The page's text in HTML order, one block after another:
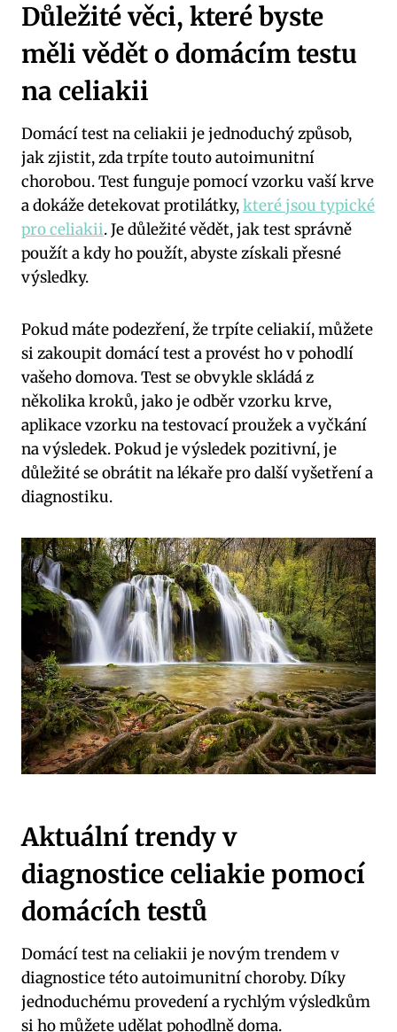
Důležité věci, které byste
měli vědět o domácím testu
na celiakii
Domácí test na celiakii je jednoduchý způsob,
jak zjistit, zda trpíte touto autoimunitní
chorobou. Test funguje pomocí vzorku vaší krve
a dokáže detekovat protilátky,které jsou typické
pro celiakii. Je důležité vědět, jak test správně
použít a kdy ho použít, abyste získali přesné
výsledky.
Pokud máte podezření, že trpíte celiakií, můžete
si zakoupit domácí test a provést ho v pohodlí
vašeho domova. Test se obvykle skládá z
několika kroků, jako je odběr vzorku krve,
aplikace vzorku na testovací proužek a vyčkání
na výsledek. Pokud je výsledek pozitivní, je
důležité se obrátit na lékaře pro další vyšetření a
diagnostiku.
Aktuální trendy v
diagnostice celiakie pomocí
domácích testů
Domácí test na celiakii je novým trendem v
diagnostice této autoimunitní choroby. Díky
jednoduchému provedení a rychlým výsledkům
si ho můžete udělat pohodlně doma.